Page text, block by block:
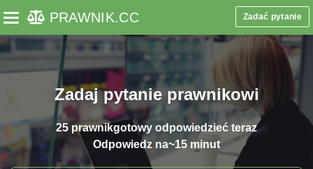
Toggle navigation
PRAWNIK.CC Zadać pytanie
Zadaj pytanie prawnikowi
25 prawnikgotowy odpowiedzieć teraz
Odpowiedz na~15 minut